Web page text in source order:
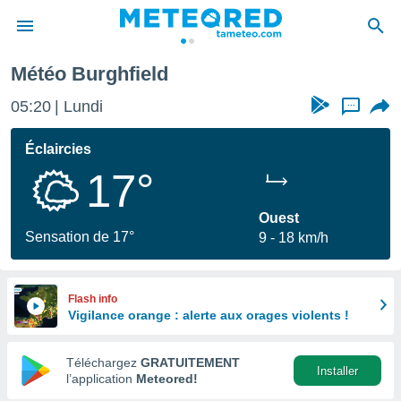
de
Météo Burghfield
05:20 Lundi ...
Éclaircies
17°
Sensation de 17°
Ouest
9
18 km/h
Flash info
Vigilance orange : alerte aux orages violents !
Téléchargez GRATUITEMENT
l’application Meteored!
Installer